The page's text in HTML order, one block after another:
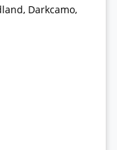
Darkcamo,